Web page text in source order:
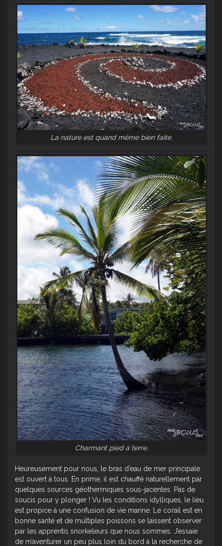
La nature est quand même bien faite.
Charmant pied à terre.
Heureusement pour nous, le bras d’eau de mer principale
est ouvert à tous. En prime, il est chauffé naturellement par
quelques sources géothermiques sous-jacentes. Pas de
soucis pour y plonger ! Vu les conditions idylliques, le lieu
est propice à une confusion de vie marine. Le corail est en
bonne santé et de multiples poissons se laissent observer
par les apprentis snorkeleurs que nous sommes. J’essaie
de m’aventurer un peu plus loin du bord à la recherche de